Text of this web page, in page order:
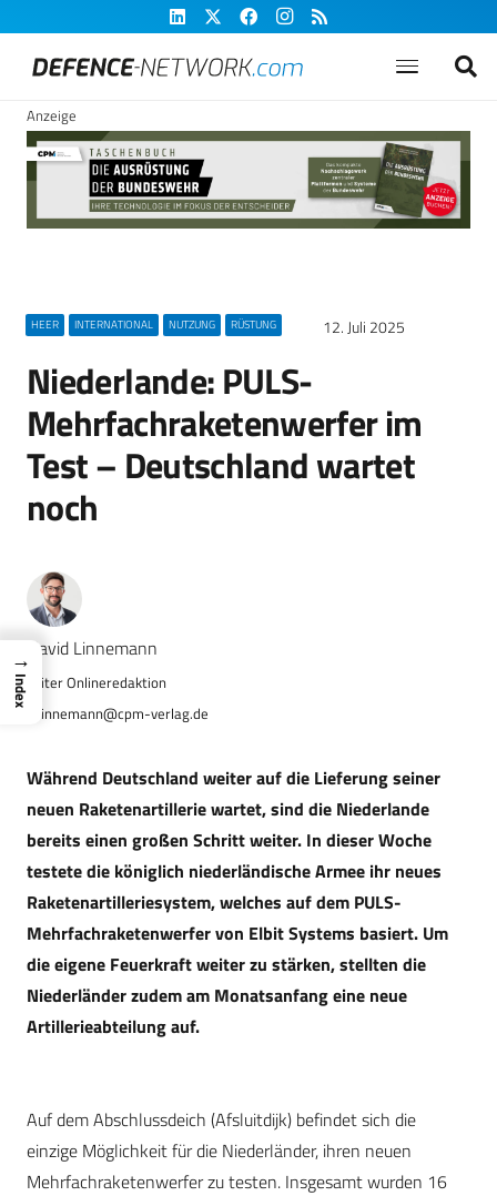
Anzeige
HEER INTERNATIONAL NUTZUNG RÜSTUNG 12. Juli 2025
Niederlande: PULS-
Mehrfachraketenwerfer im
Test – Deutschland wartet
noch
Navid Linnemann
n.linnemann@cpm-verlag.de
Während Deutschland weiter auf die Lieferung seiner
neuen Raketenartillerie wartet, sind die Niederlande
bereits einen großen Schritt weiter. In dieser Woche
testete die königlich niederländische Armee ihr neues
Raketenartilleriesystem, welches auf dem PULS-
Mehrfachraketenwerfer von Elbit Systems basiert. Um
die eigene Feuerkraft weiter zu stärken, stellten die
Niederländer zudem am Monatsanfang eine neue
Artillerieabteilung auf.
Auf dem Abschlussdeich (Afsluitdijk) befindet sich die
einzige Möglichkeit für die Niederländer, ihren neuen
Mehrfachraketenwerfer zu testen. Insgesamt wurden 16
→
Index